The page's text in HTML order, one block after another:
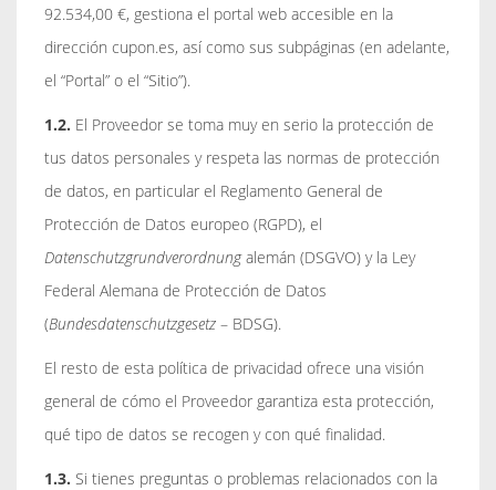
92.534,00 €, gestiona el portal web accesible en la
dirección cupon.es, así como sus subpáginas (en adelante,
el “Portal” o el “Sitio”).
1.2. El Proveedor se toma muy en serio la protección de
tus datos personales y respeta las normas de protección
de datos, en particular el Reglamento General de
Protección de Datos europeo (RGPD), el
Datenschutzgrundverordnungalemán (DSGVO) y la Ley
Federal Alemana de Protección de Datos
(Bundesdatenschutzgesetz – BDSG).
El resto de esta política de privacidad ofrece una visión
general de cómo el Proveedor garantiza esta protección,
qué tipo de datos se recogen y con qué finalidad.
1.3. Si tienes preguntas o problemas relacionados con la